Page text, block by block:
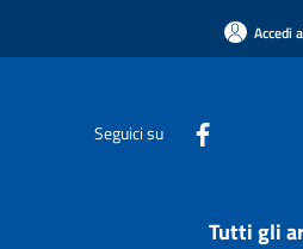
Accedi
Seguici su
Tutti gli